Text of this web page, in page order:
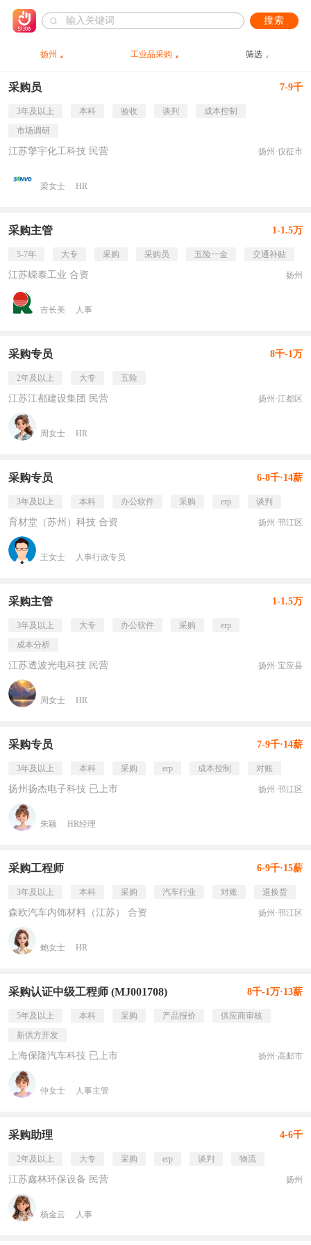
搜索
扬州 工业品采购 筛选
采购员 7-9千
3年及以上 本科 验收 谈判
成本控制
市场调研
江苏擎宇化工科技 民营 扬州·仪征市
梁女士 HR
采购主管 1-1.5万
5-7年 大专 采购 采购员 五险一金 交通补贴
江苏嵘泰工业 合资 扬州
吉长美 人事
采购专员 8千-1万
2年及以上 大专 五险
江苏江都建设集团 民营 扬州·江都区
周女士 HR
采购专员 6-8千·14薪
3年及以上 本科 办公软件 采购 erp 谈判
育材堂（苏州）科技 合资 扬州·邗江区
王女士 人事行政专员
采购主管 1-1.5万
3年及以上 大专 办公软件 采购
erp
成本分析
江苏透波光电科技 民营 扬州·宝应县
周女士 HR
采购专员 7-9千·14薪
3年及以上 本科 采购 erp 成本控制 对账
扬州扬杰电子科技 已上市 扬州·邗江区
朱颖 HR经理
采购工程师 6-9千·15薪
3年及以上 本科 采购 汽车行业 对账 退换货
森欧汽车内饰材料（江苏） 合资 扬州·邗江区
鲍女士 HR
采购认证中级工程师 (MJ001708) 8千-1万·13薪
5年及以上 本科 采购 产品报价
供应商审核
新供方开发
上海保隆汽车科技 已上市 扬州·高邮市
仲女士 人事主管
采购助理 4-6千
2年及以上 大专 采购 erp 谈判 物流
江苏鑫林环保设备 民营 扬州
杨金云 人事